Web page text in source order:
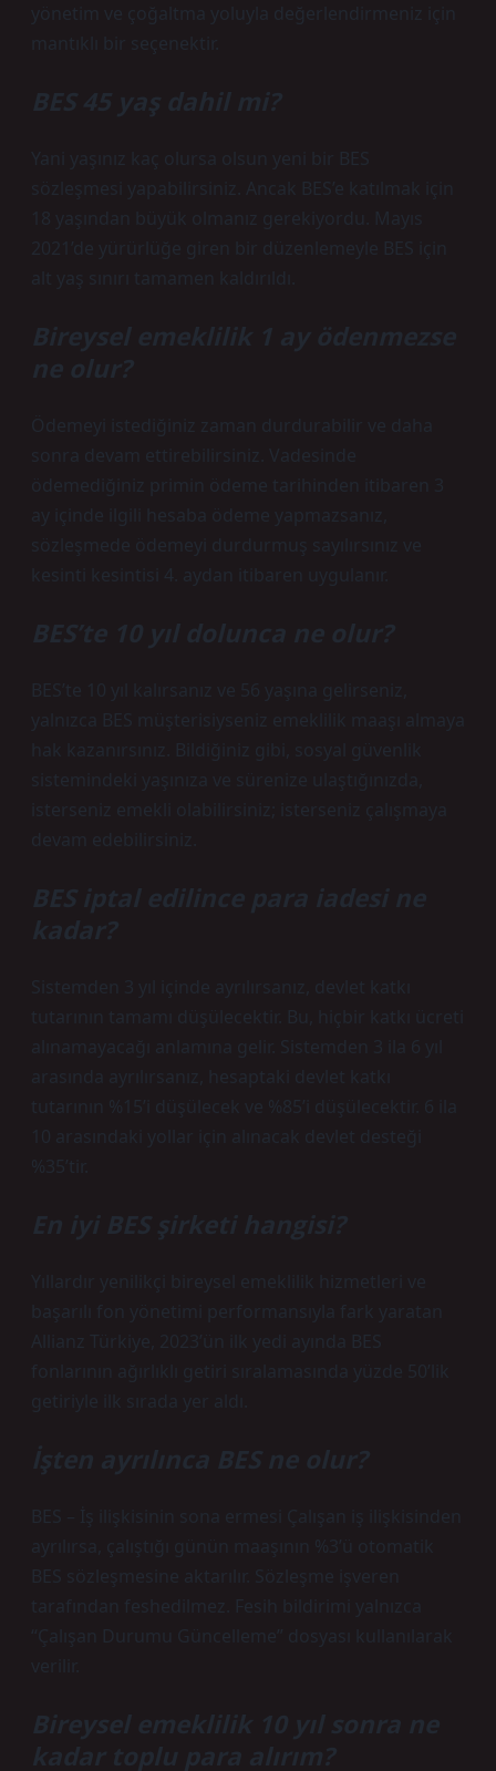
yönetim ve çoğaltma yoluyla değerlendirmeniz için
mantıklı bir seçenektir.
BES 45 yaş dahil mi?
Yani yaşınız kaç olursa olsun yeni bir BES
sözleşmesi yapabilirsiniz. Ancak BES’e katılmak için
18 yaşından büyük olmanız gerekiyordu. Mayıs
2021’de yürürlüğe giren bir düzenlemeyle BES için
alt yaş sınırı tamamen kaldırıldı.
Bireysel emeklilik 1 ay ödenmezse
ne olur?
Ödemeyi istediğiniz zaman durdurabilir ve daha
sonra devam ettirebilirsiniz. Vadesinde
ödemediğiniz primin ödeme tarihinden itibaren 3
ay içinde ilgili hesaba ödeme yapmazsanız,
sözleşmede ödemeyi durdurmuş sayılırsınız ve
kesinti kesintisi 4. aydan itibaren uygulanır.
BES’te 10 yıl dolunca ne olur?
BES’te 10 yıl kalırsanız ve 56 yaşına gelirseniz,
yalnızca BES müşterisiyseniz emeklilik maaşı almaya
hak kazanırsınız. Bildiğiniz gibi, sosyal güvenlik
sistemindeki yaşınıza ve sürenize ulaştığınızda,
isterseniz emekli olabilirsiniz; isterseniz çalışmaya
devam edebilirsiniz.
BES iptal edilince para iadesi ne
kadar?
Sistemden 3 yıl içinde ayrılırsanız, devlet katkı
tutarının tamamı düşülecektir. Bu, hiçbir katkı ücreti
alınamayacağı anlamına gelir. Sistemden 3 ila 6 yıl
arasında ayrılırsanız, hesaptaki devlet katkı
tutarının %15’i düşülecek ve %85’i düşülecektir. 6 ila
10 arasındaki yollar için alınacak devlet desteği
%35’tir.
En iyi BES şirketi hangisi?
Yıllardır yenilikçi bireysel emeklilik hizmetleri ve
başarılı fon yönetimi performansıyla fark yaratan
Allianz Türkiye, 2023’ün ilk yedi ayında BES
fonlarının ağırlıklı getiri sıralamasında yüzde 50’lik
getiriyle ilk sırada yer aldı.
İşten ayrılınca BES ne olur?
BES – İş ilişkisinin sona ermesi Çalışan iş ilişkisinden
ayrılırsa, çalıştığı günün maaşının %3’ü otomatik
BES sözleşmesine aktarılır. Sözleşme işveren
tarafından feshedilmez. Fesih bildirimi yalnızca
“Çalışan Durumu Güncelleme” dosyası kullanılarak
verilir.
Bireysel emeklilik 10 yıl sonra ne
kadar toplu para alırım?